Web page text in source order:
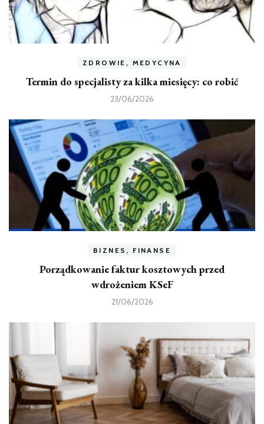
ZDROWIE, MEDYCYNA
Termin do specjalisty za kilka miesięcy: co robić
23/06/2026
BIZNES, FINANSE
Porządkowanie faktur kosztowych przed
wdrożeniem KSeF
21/06/2026